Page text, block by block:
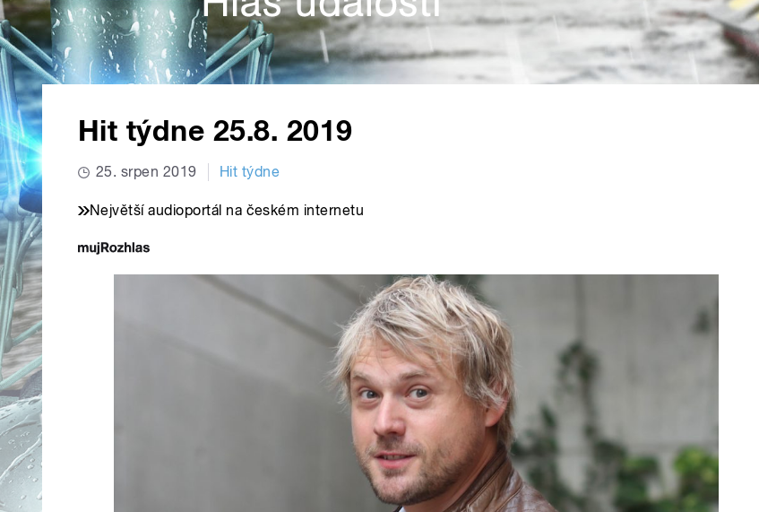
Hit týdne 25.8. 2019
25. srpen 2019 Hit týdne
Největší audioportál na českém internetu